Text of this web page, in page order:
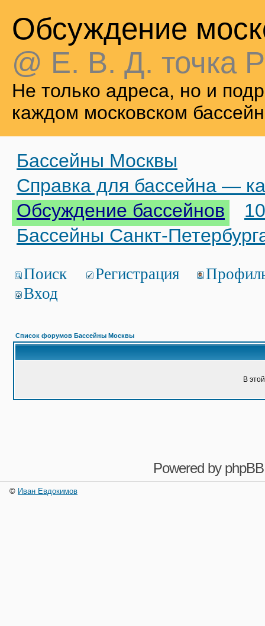
Обсуждение
@ Е. В. Д. точка
Не только адреса, но и
каждом московском
Бассейны Москвы
Справка для бассейна —
Обсуждение бассейнов
Бассейны Санкт-
Поиск Регистрация
Вход
Список форумов Бассейны Москвы
В
Powered by phpBB
© Иван Евдокимов